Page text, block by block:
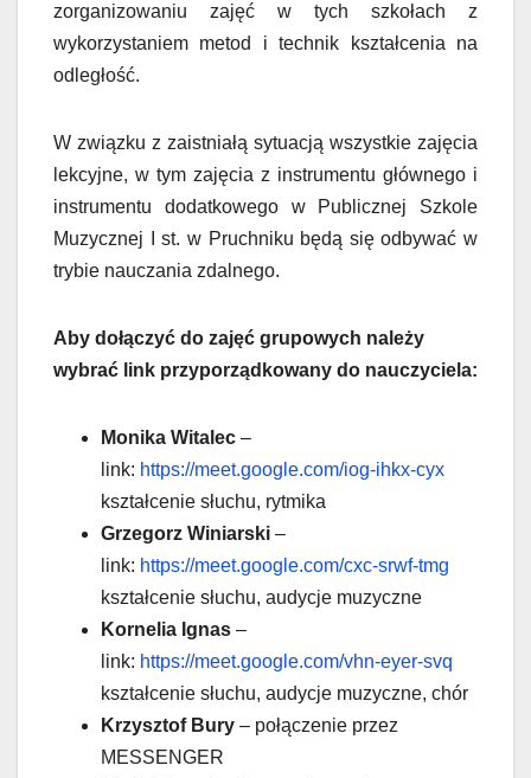
zorganizowaniu zajęć w tych szkołach z
wykorzystaniem metod i technik kształcenia na
odległość.
W związku z zaistniałą sytuacją wszystkie zajęcia
lekcyjne, w tym zajęcia z instrumentu głównego i
instrumentu dodatkowego w Publicznej Szkole
Muzycznej I st. w Pruchniku będą się odbywać w
trybie nauczania zdalnego.
Aby dołączyć do zajęć grupowych należy
wybrać link przyporządkowany do nauczyciela:
Monika Witalec –
link: https://meet.google.com/iog-ihkx-cyx
kształcenie słuchu, rytmika
Grzegorz Winiarski –
link: https://meet.google.com/cxc-srwf-tmg
kształcenie słuchu, audycje muzyczne
Kornelia Ignas –
link: https://meet.google.com/vhn-eyer-svq
kształcenie słuchu, audycje muzyczne, chór
Krzysztof Bury – połączenie przez
MESSENGER